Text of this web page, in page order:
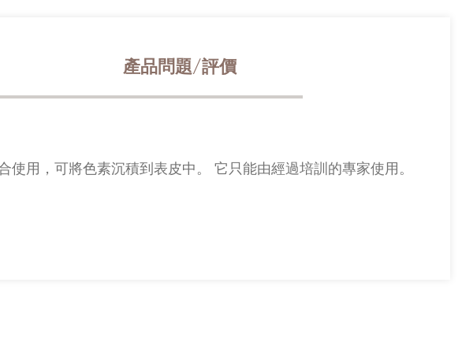
使用，可將色素沉積到表皮中。 它只能由經過培訓的專家使用。
產品問題/評價